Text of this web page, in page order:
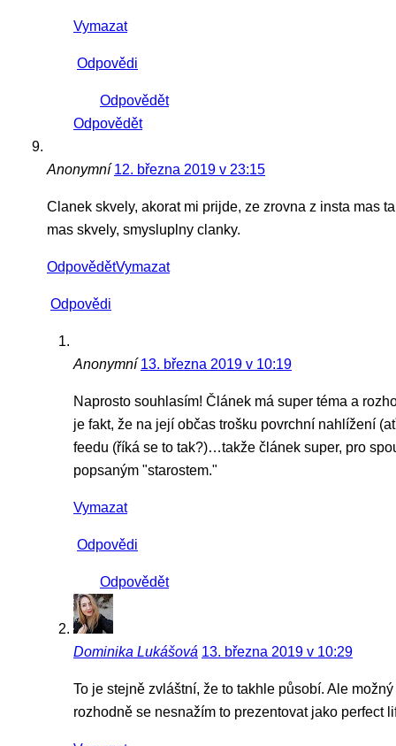
Vymazat
Odpovědi
Odpovědět
Odpovědět
Anonymní 12. března 2019 v 23:15
Clanek skvely, akorat mi prijde, ze zrovna z insta mas
mas skvely, smysluplny clanky.
OdpovědětVymazat
Odpovědi
Anonymní 13. března 2019 v 10:19
Naprosto souhlasím! Článek má super téma a
je fakt, že na její občas trošku povrchní nahlížení
feedu (říká se to tak?)…takže článek super, pro
popsaným "starostem."
Vymazat
Odpovědi
Odpovědět
Dominika Lukášová 13. března 2019 v 10:29
To je stejně zvláštní, že to takhle působí. Ale
rozhodně se nesnažím to prezentovat jako perfect